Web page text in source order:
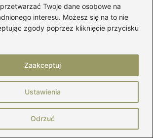
Twoje dane osobowe na
interesu. Możesz się na to nie
zgody poprzez kliknięcie przycisku
Ustawienia
Odrzuć
Zaakceptuj
Dodatki
Jak uszyć pas do sukni